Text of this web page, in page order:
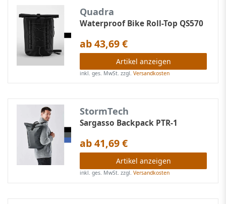
Quadra
Waterproof Bike Roll-Top QS570
ab 43,69 €
Artikel anzeigen
inkl. ges. MwSt. zzgl.Versandkosten
StormTech
Sargasso Backpack PTR-1
ab 41,69 €
Artikel anzeigen
inkl. ges. MwSt. zzgl.Versandkosten